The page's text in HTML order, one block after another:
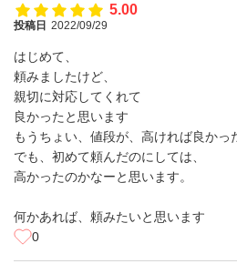
5.00
投稿日 2022/09/29
はじめて、
頼みましたけど、
親切に対応してくれて
良かったと思います
もうちょい、値段が、高ければ良かっ
でも、初めて頼んだのにしては、
高かったのかなーと思います。
何かあれば、頼みたいと思います
0